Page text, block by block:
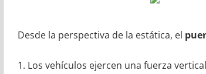
Desde la perspectiva de la estática, el
1. Los vehículos ejercen una fuerza